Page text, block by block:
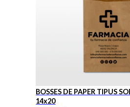
BOSSES DE PAPER TIPUS
14x20